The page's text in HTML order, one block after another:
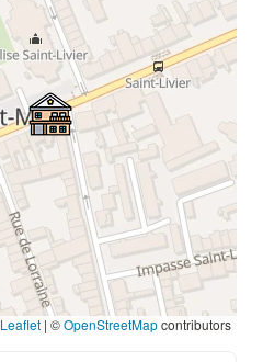
Leaflet | ©OpenStreetMapcontributors